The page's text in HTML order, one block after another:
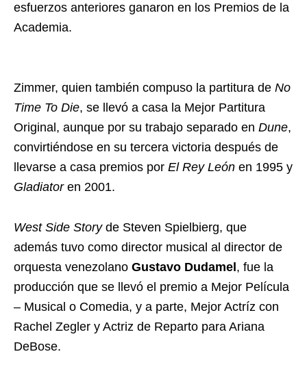
esfuerzos anteriores ganaron en los Premios de la
Academia.
Zimmer, quien también compuso la partitura de No
Time To Die, se llevó a casa la Mejor Partitura
Original, aunque por su trabajo separado en Dune,
convirtiéndose en su tercera victoria después de
llevarse a casa premios por El Rey León en 1995 y
Gladiatoren 2001.
West Side Storyde Steven Spielbierg, que
además tuvo como director musical al director de
orquesta venezolano Gustavo Dudamel , fue la
producción que se llevó el premio a Mejor Película
– Musical o Comedia, y a parte, Mejor Actríz con
Rachel Zegler y Actriz de Reparto para Ariana
DeBose.